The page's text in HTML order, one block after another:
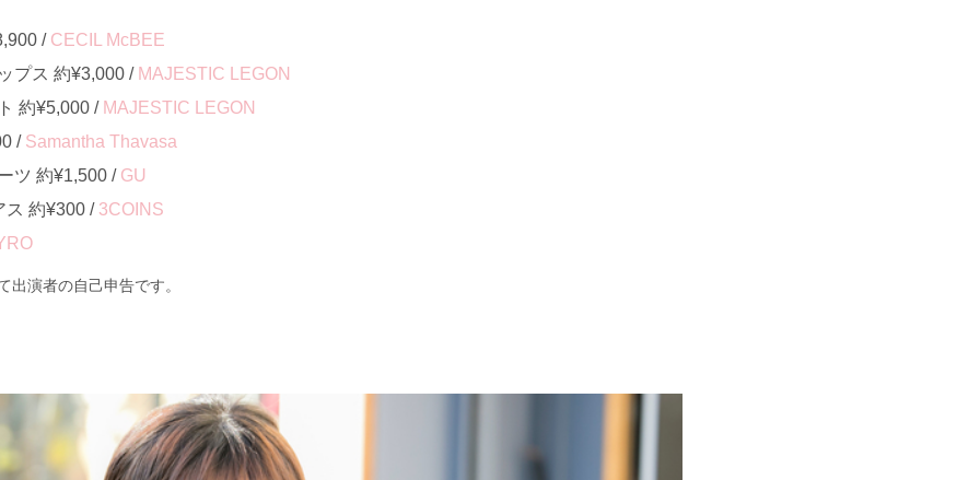
/ CECIL McBEE
プス 約¥3,000 / MAJESTIC LEGON
約¥5,000 / MAJESTIC LEGON
/ Samantha Thavasa
ツ 約¥1,500 / GU
ス 約¥300 / 3COINS
演者の自己申告です。